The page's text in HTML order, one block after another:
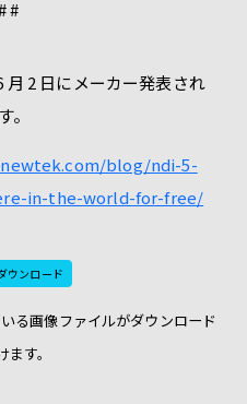
#
月 2 日にメーカー発表され
。
blog/ndi-5-
in-the-world-for-free/
ウンロード
る画像ファイルがダウンロード
す。